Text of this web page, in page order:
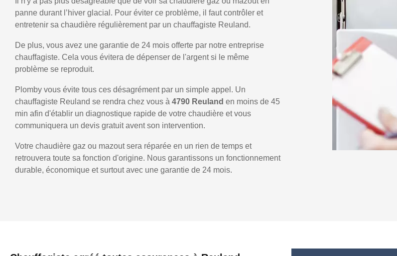
panne durant l’hiver glacial. Pour éviter ce problème, il faut contrôler et
entretenir sa chaudière régulièrement par un chauffagiste Reuland.
De plus, vous avez une garantie de 24 mois offerte par notre entreprise
chauffagiste. Cela vous évitera de dépenser de l'argent si le même
problème se reproduit.
Plomby vous évite tous ces désagrément par un simple appel. Un
chauffagiste Reuland se rendra chez vous à 4790 Reuland en moins de 45
min afin d'établir un diagnostique rapide de votre chaudière et vous
communiquera un devis gratuit avent son intervention.
Votre chaudière gaz ou mazout sera réparée en un rien de temps et
retrouvera toute sa fonction d'origine. Nous garantissons un fonctionnement
durable, économique et surtout avec une garantie de 24 mois.